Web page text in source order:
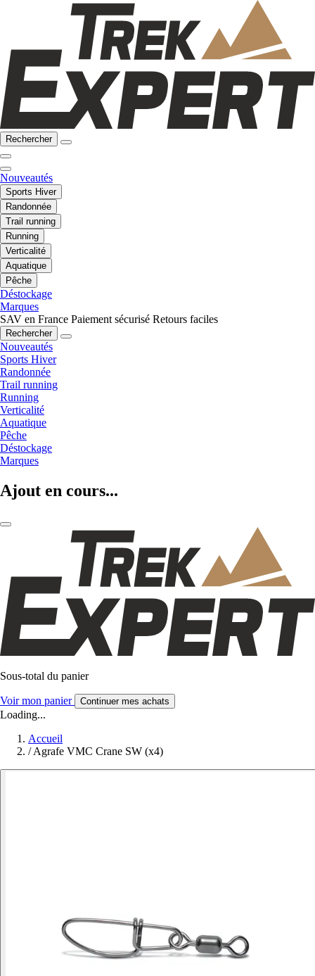
Rechercher
Nouveautés
Sports Hiver
Randonnée
Trail running
Running
Verticalité
Aquatique
Pêche
Déstockage
Marques
SAV en France Paiement sécurisé Retours faciles
Rechercher
Nouveautés
Sports Hiver
Randonnée
Trail running
Running
Verticalité
Aquatique
Pêche
Déstockage
Marques
Ajout en cours...
Sous-total du panier
Voir mon panier Continuer mes achats
Loading...
Accueil
/ Agrafe VMC Crane SW (x4)